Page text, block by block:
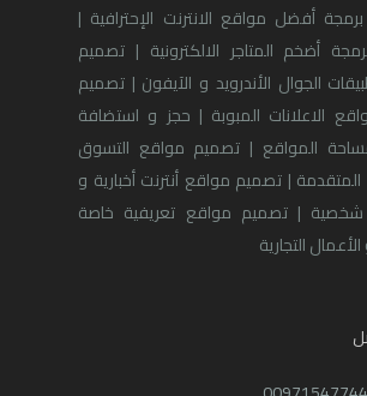
أفضل مواقع الانترنت الإحترافية |
أضخم المتاجر الالكترونية | تصميم
الجوال الأندرويد و الآيفون | تصميم
الاعلانات المبوبة | حجز و استضافة
المواقع | تصميم مواقع التسوق
المتقدمة | تصميم مواقع أنترنت أخبارية و
| تصميم مواقع تعريفية خاصة
التجارية